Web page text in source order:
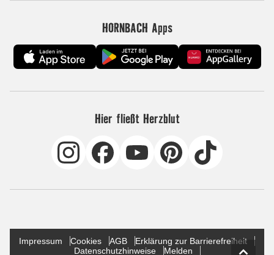
HORNBACH Apps
Hier fließt Herzblut
Impressum Cookies AGB
Erklärung zur Barrierefreiheit
Datenschutzhinweise
Melden